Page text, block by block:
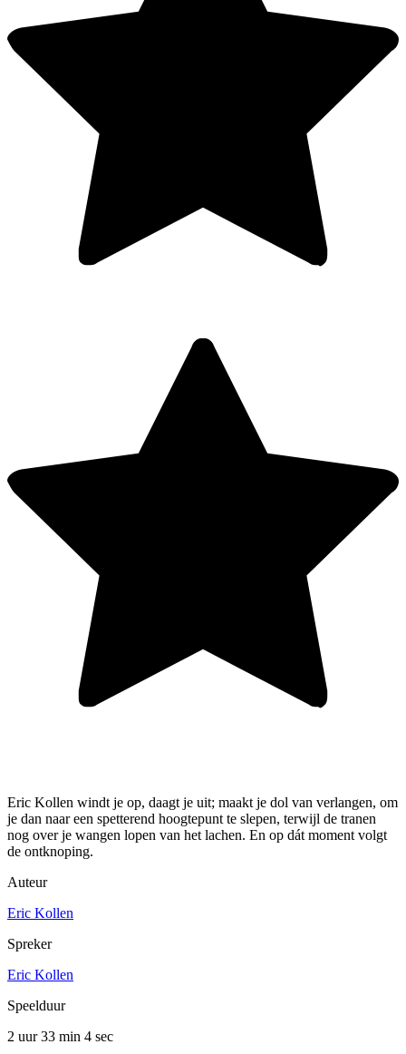
Eric Kollen windt je op, daagt je uit; maakt je dol van verlangen, om
je dan naar een spetterend hoogtepunt te slepen, terwijl de tranen
nog over je wangen lopen van het lachen. En op dát moment volgt
de ontknoping.
Auteur
Eric Kollen
Spreker
Eric Kollen
Speelduur
2 uur 33 min 4 sec